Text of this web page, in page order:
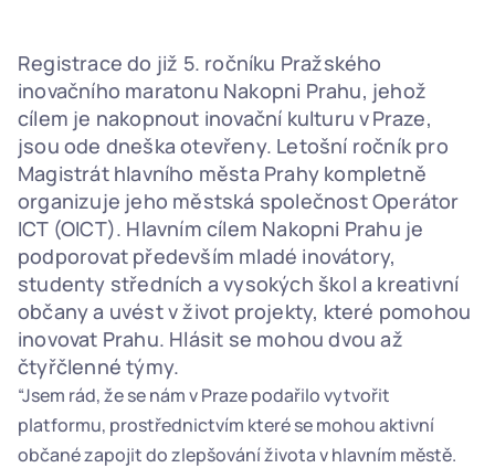
Registrace do již 5. ročníku Pražského
inovačního maratonu Nakopni Prahu, jehož
cílem je nakopnout inovační kulturu v Praze,
jsou ode dneška otevřeny. Letošní ročník pro
Magistrát hlavního města Prahy kompletně
organizuje jeho městská společnost Operátor
ICT (OICT). Hlavním cílem Nakopni Prahu je
podporovat především mladé inovátory,
studenty středních a vysokých škol a kreativní
občany a uvést v život projekty, které pomohou
inovovat Prahu. Hlásit se mohou dvou až
čtyřčlenné týmy.
“Jsem rád, že se nám v Praze podařilo vytvořit
platformu, prostřednictvím které se mohou aktivní
občané zapojit do zlepšování života v hlavním městě.